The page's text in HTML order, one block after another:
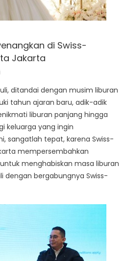
di Swiss-
Jakarta
ditandai dengan musim liburan
tahun ajaran baru, adik-adik
liburan panjang hingga
keluarga yang ingin
sangatlah tepat, karena Swiss-
mempersembahkan
menghabiskan masa liburan
dengan bergabungnya Swiss-